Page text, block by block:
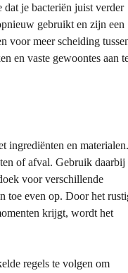
je bacteriën juist verder
gebruikt en zijn een
voor meer scheiding
en vaste gewoontes aan
ingrediënten en materialen.
of afval. Gebruik daarbij
voor verschillende
toe even op. Door het
krijgt, wordt het
regels te volgen om